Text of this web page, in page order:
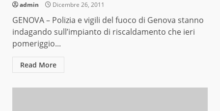
admin Dicembre 26, 2011
GENOVA – Polizia e vigili del fuoco di Genova stanno
indagando sull’impianto di riscaldamento che ieri
pomeriggio...
Read More